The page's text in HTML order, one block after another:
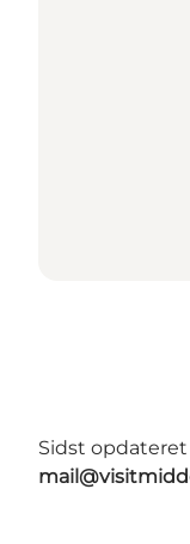
Sidst opdateret